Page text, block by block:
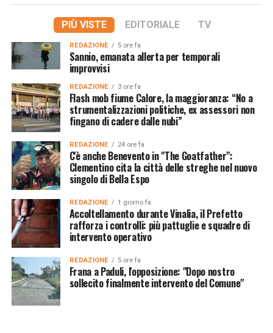
PIÙ VISTE EDITORIALE TV
REDAZIONE 5 ore fa
Sannio, emanata allerta per temporali
improvvisi
REDAZIONE 3 ore fa
Flash mob fiume Calore, la maggioranza: “No a
strumentalizzazioni politiche, ex assessori non
fingano di cadere dalle nubi”
REDAZIONE 24 ore fa
C'è anche Benevento in "The Goatfather":
Clementino cita la città delle streghe nel nuovo
singolo di Bella Espo
REDAZIONE 1 giorno fa
Accoltellamento durante Vinalia, il Prefetto
rafforza i controlli: più pattuglie e squadre di
intervento operativo
REDAZIONE 5 ore fa
Frana a Paduli, l'opposizione: "Dopo nostro
sollecito finalmente intervento del Comune"